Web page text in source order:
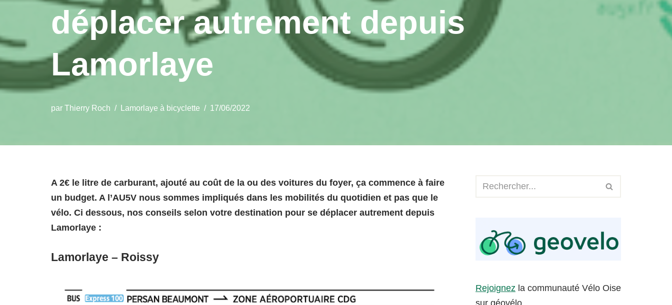
déplacer autrement depuis
Lamorlaye
par Thierry Roch Lamorlaye à bicyclette 17/06/2022
A 2€ le litre de carburant, ajouté au coût de la ou des voitures du foyer, ça commence à faire
un budget. A l’AU5V nous sommes impliqués dans les mobilités du quotidien et pas que le
vélo. Ci dessous, nos conseils selon votre destination pour se déplacer autrement depuis
Lamorlaye :
Lamorlaye – Roissy
Rejoignez la communauté Vélo Oise